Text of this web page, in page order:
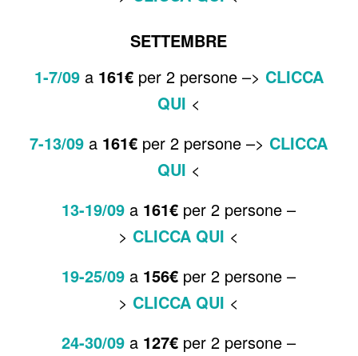
SETTEMBRE
1-7/09 a 161€ per 2 persone –> CLICCA
QUI <
7-13/09 a 161€ per 2 persone –> CLICCA
QUI <
13-19/09 a 161€ per 2 persone –
> CLICCA QUI <
19-25/09 a 156€ per 2 persone –
> CLICCA QUI <
24-30/09 a 127€ per 2 persone –